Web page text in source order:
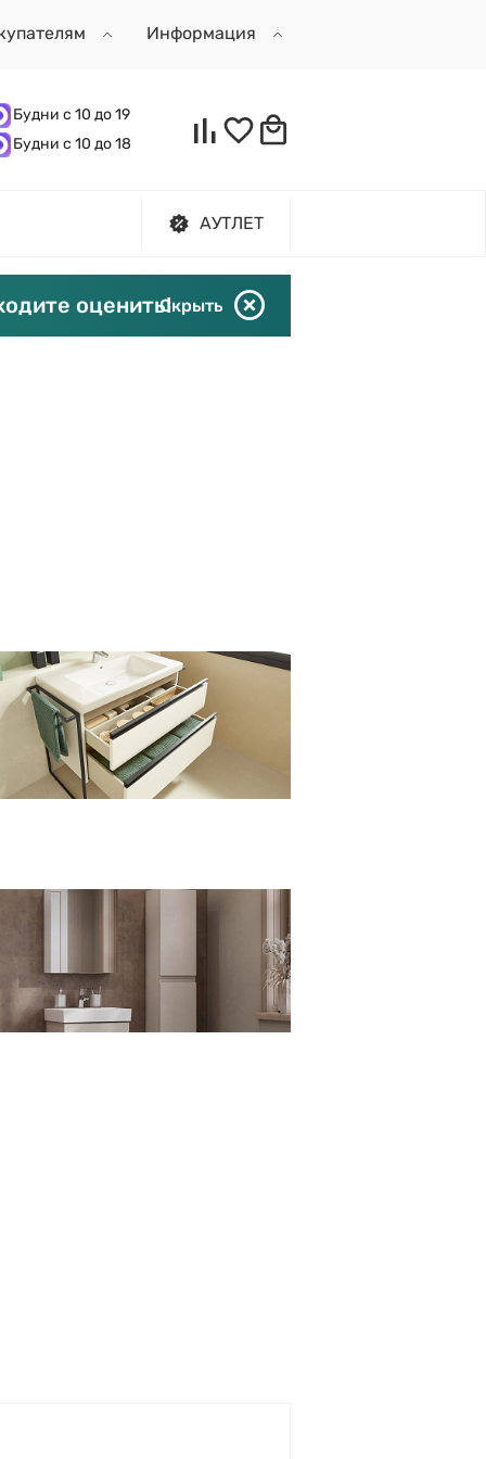
Информация
Будни с 10 до 19
Будни с 10 до 18
АУТЛЕТ
оценить!Скрыть